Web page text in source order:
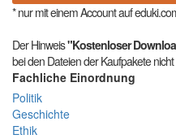
* nur mit einem Account auf
Der Hinweis"Kostenloser
bei den Dateien der Kaufpakete
Fachliche Einordnung
Politik
Geschichte
Ethik